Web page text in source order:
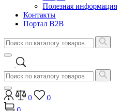
Полезная информация
Контакты
Портал B2B
0
0